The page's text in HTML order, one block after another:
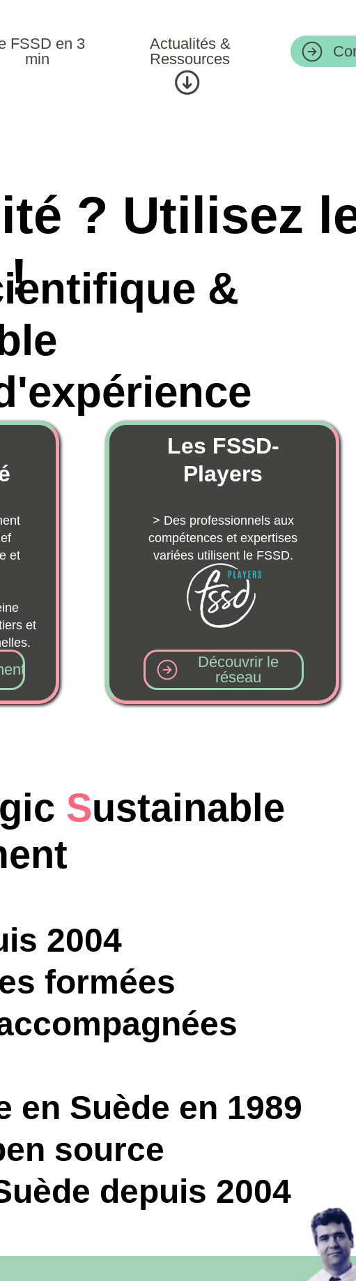
3
Actualités &
Ressources
Contact
? Utilisez le
&
Les FSSD-
Players
> Des professionnels aux
compétences et expertises
variées utilisent le FSSD.
Découvrir le
réseau
Sustainable
Suède en 1989
depuis 2004